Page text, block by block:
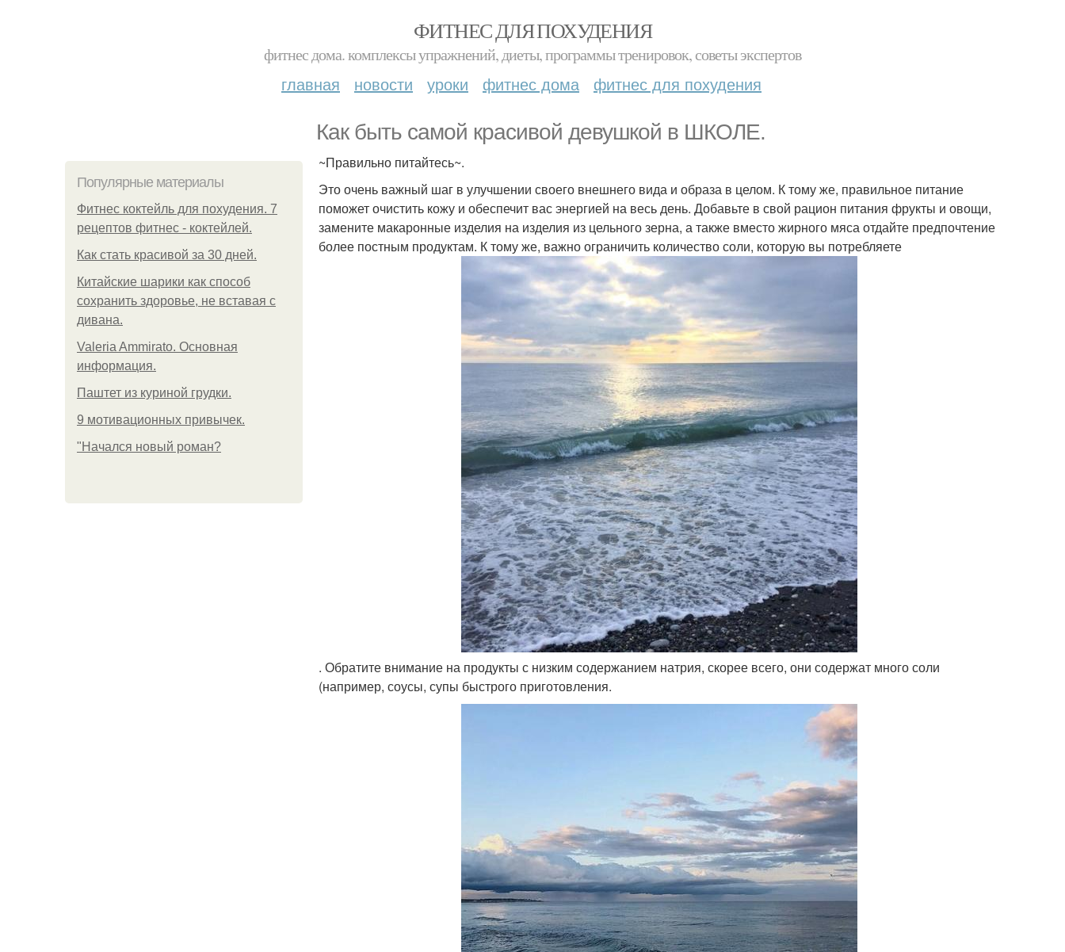
ФИТНЕС ДЛЯ ПОХУДЕНИЯ
фитнес дома. комплексы упражнений, диеты, программы тренировок, советы экспертов
главная новости уроки фитнес дома фитнес для похудения
Как быть самой красивой девушкой в ШКОЛЕ.
Популярные материалы
Фитнес коктейль для похудения. 7
рецептов фитнес - коктейлей.
Как стать красивой за 30 дней.
Китайские шарики как способ
сохранить здоровье, не вставая с
дивана.
Valeria Ammirato. Основная
информация.
Паштет из куриной грудки.
9 мотивационных привычек.
"Начался новый роман?
~Правильно питайтесь~.
Это очень важный шаг в улучшении своего внешнего вида и образа в целом. К тому же, правильное питание
поможет очистить кожу и обеспечит вас энергией на весь день. Добавьте в свой рацион питания фрукты и овощи,
замените макаронные изделия на изделия из цельного зерна, а также вместо жирного мяса отдайте предпочтение
более постным продуктам. К тому же, важно ограничить количество соли, которую вы потребляете
. Обратите внимание на продукты с низким содержанием натрия, скорее всего, они содержат много соли
(например, соусы, супы быстрого приготовления.